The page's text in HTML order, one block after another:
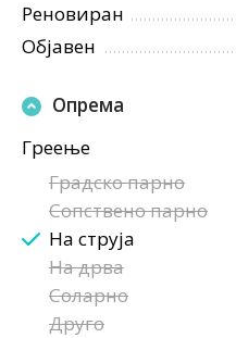
Реновиран
Објавен
Опрема
Греење
Градско парно
Сопствено парно
На струја
На дрва
Соларно
Друго